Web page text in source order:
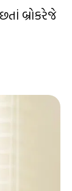
બ્રોકરેજે